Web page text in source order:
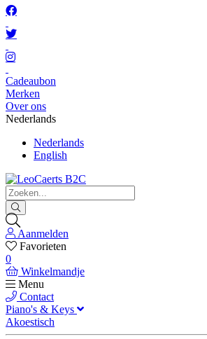
Cadeaubon
Merken
Over ons
Nederlands
Nederlands
English
Aanmelden
Favorieten
0
Winkelmandje
Menu
Contact
Piano's & Keys
Akoestisch